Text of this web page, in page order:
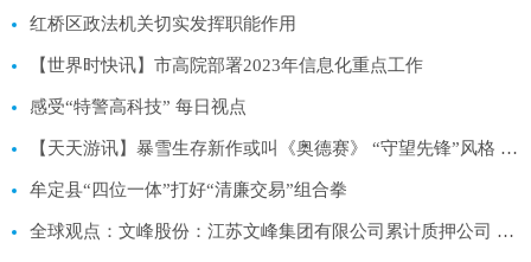
红桥区政法机关切实发挥职能作用
【世界时快讯】市高院部署2023年信息化重点工作
感受“特警高科技” 每日视点
【天天游讯】暴雪生存新作或叫《奥德赛》 “守望先锋”风格 当前焦点
牟定县“四位一体”打好“清廉交易”组合拳
全球观点：文峰股份：江苏文峰集团有限公司累计质押公司 A 股股份约 2.66 亿股